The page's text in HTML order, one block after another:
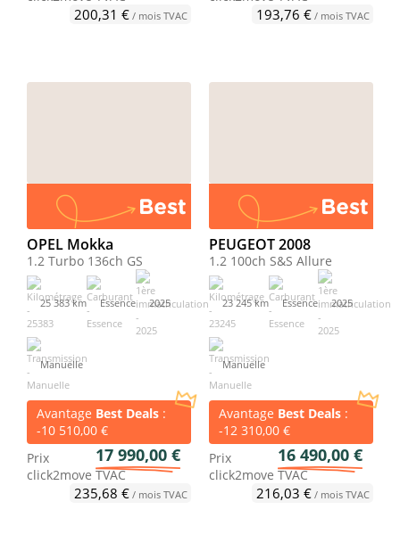
200,31 €/ mois TVAC 193,76 €/ mois TVAC
OPEL Mokka
1.2 Turbo 136ch GS
25 383 km Essence 2025
Manuelle
Avantage Best Deals :
-10 510,00 €
Prix
click2move
17 990,00 €
TVAC
235,68 €/ mois TVAC
PEUGEOT 2008
1.2 100ch S&S Allure
23 245 km Essence 2025
Manuelle
Avantage Best Deals :
-12 310,00 €
Prix
click2move
16 490,00 €
TVAC
216,03 €/ mois TVAC